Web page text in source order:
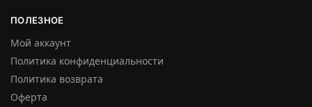
ПОЛЕЗНОЕ
Мой аккаунт
Политика конфиденциальности
Политика возврата
Оферта